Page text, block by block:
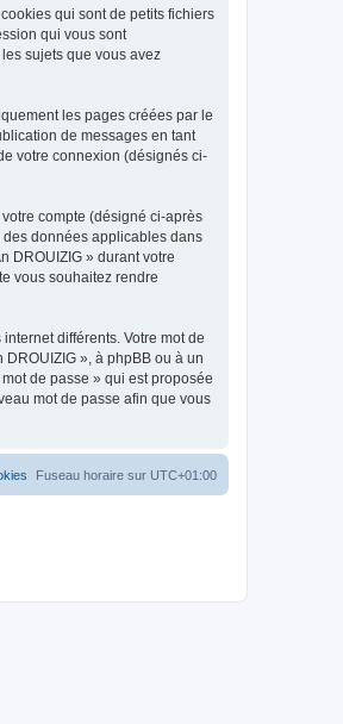
qui sont de petits fichiers
qui vous sont
sujets que vous avez
les pages créées par le
de messages en tant
votre connexion (désignés ci-
compte (désigné ci-après
des données applicables dans
DROUIZIG » durant votre
vous souhaitez rendre
différents. Votre mot de
», à phpBB ou à un
de passe » qui est proposée
mot de passe afin que vous
Fuseau horaire sur UTC+01:00